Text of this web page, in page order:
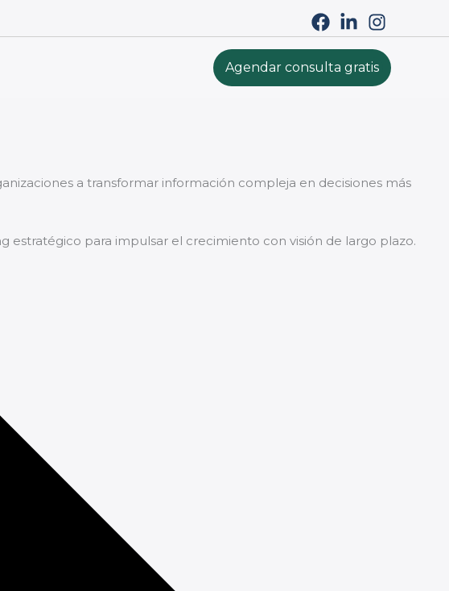
Agendar consulta gratis
a transformar información compleja en decisiones más
estratégico para impulsar el crecimiento con visión de largo plazo.